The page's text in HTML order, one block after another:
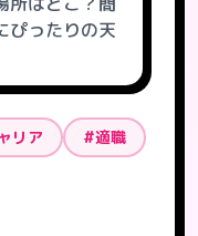
ぴったりの天
リア
#適職